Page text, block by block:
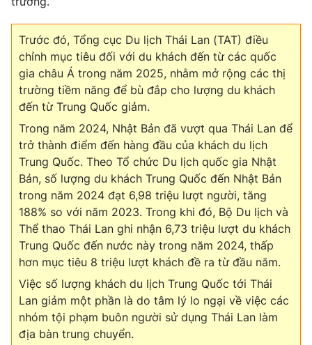
THỜI BÁO VTV
Theo dõi báo trên
Cơ quan chủ quản: Đài Truyền hình Việt Nam
Cơ quan báo chí:
Thời báo VTV
Giấy phép hoạt động báo in và báo điện tử số 483/GP-BTTTT
cấp ngày 29/12/2023
Tổng Biên tập:Vũ Thanh Thủy
Phó Tổng Biên tập:Nguyễn Thị Mỹ Hạnh, Phạm Quốc Thắng,
Nguyễn Trọng Ninh
Tổng đài VTV:024.38 355 931 - 024.38 355 932
Ðiện thoại Thời báo VTV:024.66 897 897
Email:toasoan@vtv.vn
Liên hệ quảng cáo:024-7300.7108
Trước đó, Tổng cục Du lịch Thái Lan (TAT) điều
chỉnh mục tiêu đối với du khách đến từ các quốc
gia châu Á trong năm 2025, nhằm mở rộng các thị
trường tiềm năng để bù đắp cho lượng du khách
đến từ Trung Quốc giảm.
Trong năm 2024, Nhật Bản đã vượt qua Thái Lan để
trở thành điểm đến hàng đầu của khách du lịch
Trung Quốc. Theo Tổ chức Du lịch quốc gia Nhật
Bản, số lượng du khách Trung Quốc đến Nhật Bản
trong năm 2024 đạt 6,98 triệu lượt người, tăng
188% so với năm 2023. Trong khi đó, Bộ Du lịch và
Thể thao Thái Lan ghi nhận 6,73 triệu lượt du khách
Trung Quốc đến nước này trong năm 2024, thấp
hơn mục tiêu 8 triệu lượt khách đề ra từ đầu năm.
Việc số lượng khách du lịch Trung Quốc tới Thái
Lan giảm một phần là do tâm lý lo ngại về việc các
nhóm tội phạm buôn người sử dụng Thái Lan làm
địa bàn trung chuyển.